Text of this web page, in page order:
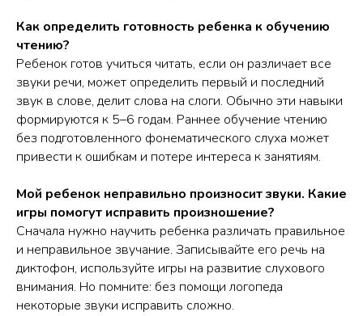
Как определить готовность ребенка к обучению
чтению?
Ребенок готов учиться читать, если он различает все
звуки речи, может определить первый и последний
звук в слове, делит слова на слоги. Обычно эти навыки
формируются к 5–6 годам. Раннее обучение чтению
без подготовленного фонематического слуха может
привести к ошибкам и потере интереса к занятиям.
Мой ребенок неправильно произносит звуки. Какие
игры помогут исправить произношение?
Сначала нужно научить ребенка различать правильное
и неправильное звучание. Записывайте его речь на
диктофон, используйте игры на развитие слухового
внимания. Но помните: без помощи логопеда
некоторые звуки исправить сложно.